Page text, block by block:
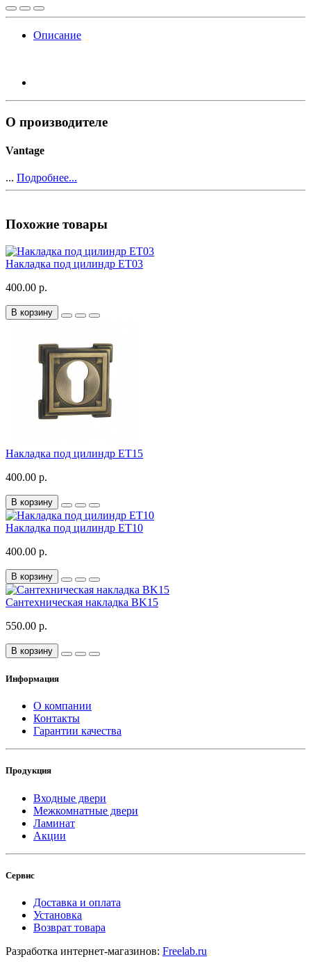
Описание
О производителе
Vantage
... Подробнее...
Похожие товары
Накладка под цилиндр ET03
400.00 р.
В корзину
Накладка под цилиндр ET15
400.00 р.
В корзину
Накладка под цилиндр ET10
400.00 р.
В корзину
Сантехническая накладка BK15
550.00 р.
В корзину
Информация
О компании
Контакты
Гарантии качества
Продукция
Входные двери
Межкомнатные двери
Ламинат
Акции
Сервис
Доставка и оплата
Установка
Возврат товара
Разработка интернет-магазинов: Freelab.ru